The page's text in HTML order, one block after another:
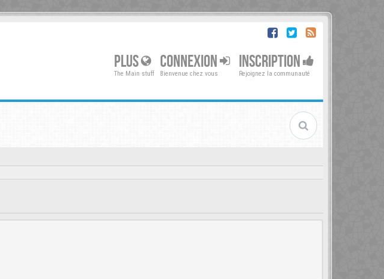
PLUS
The Main stuff
CONNEXION
Bienvenue chez vous
INSCRIPTION
Rejoignez la communauté